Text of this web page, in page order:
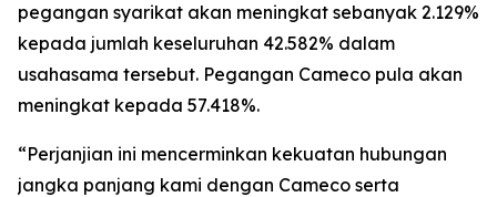
pegangan syarikat akan meningkat sebanyak 2.129%
kepada jumlah keseluruhan 42.582% dalam
usahasama tersebut. Pegangan Cameco pula akan
meningkat kepada 57.418%.
“Perjanjian ini mencerminkan kekuatan hubungan
jangka panjang kami dengan Cameco serta